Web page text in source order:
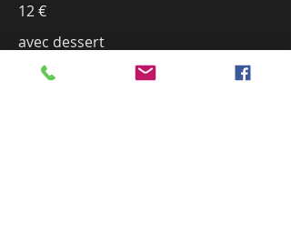
12 €
avec dessert
Mousse au chocolat maison
2,5 €